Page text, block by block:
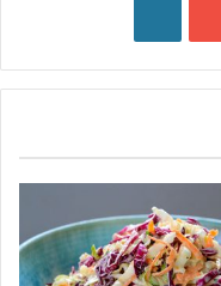
و
ی
و
ب
ر
پ
ر
س